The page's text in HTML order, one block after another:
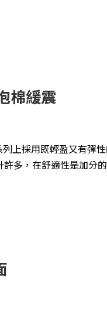
棉緩震
列上採用既輕盈又有彈
許多，在舒適性是加分